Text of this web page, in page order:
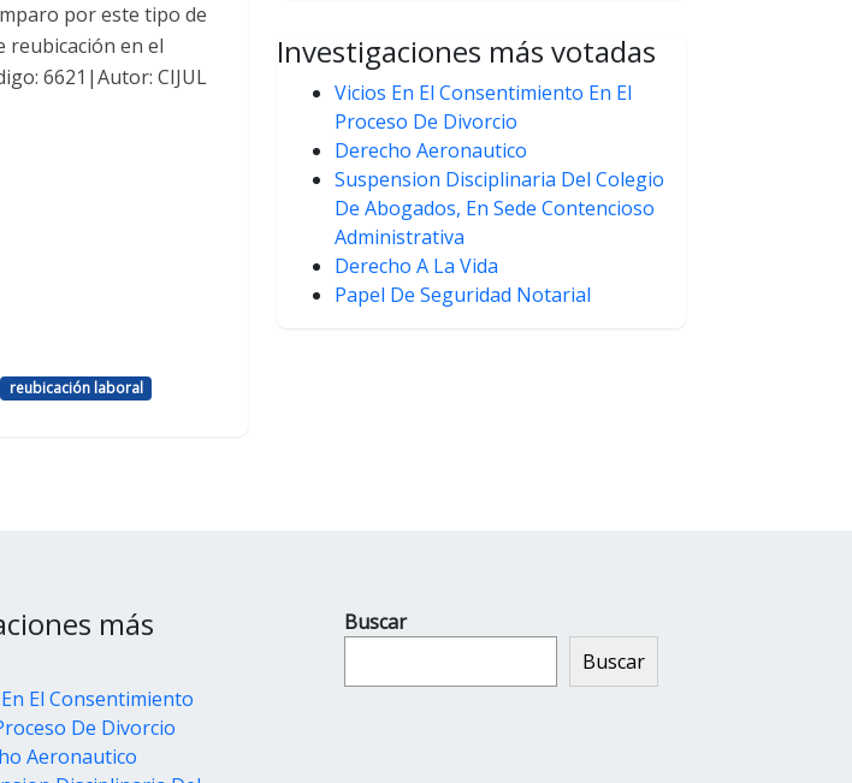
por este tipo de
reubicación en el
6621|Autor: CIJUL
reubicación laboral
Investigaciones más votadas
Vicios En El Consentimiento En El
Proceso De Divorcio
Derecho Aeronautico
Suspension Disciplinaria Del Colegio
De Abogados, En Sede Contencioso
Administrativa
Derecho A La Vida
Papel De Seguridad Notarial
más
El Consentimiento
De Divorcio
Aeronautico
Buscar
Buscar